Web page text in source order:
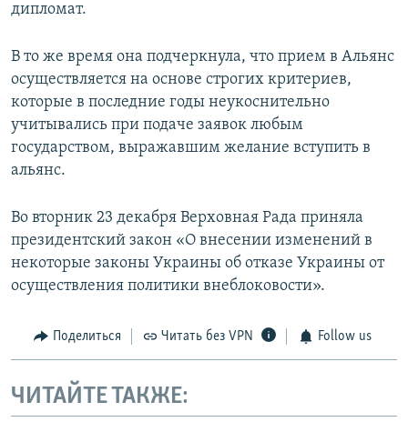
дипломат.
В то же время она подчеркнула, что прием в Альянс
осуществляется на основе строгих критериев,
которые в последние годы неукоснительно
учитывались при подаче заявок любым
государством, выражавшим желание вступить в
альянс.
Во вторник 23 декабря Верховная Рада приняла
президентский закон «О внесении изменений в
некоторые законы Украины об отказе Украины от
осуществления политики внеблоковости».
Поделиться Читать без VPN Follow us
ЧИТАЙТЕ ТАКЖЕ: